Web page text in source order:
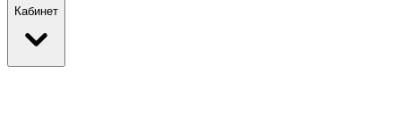
Кабинет